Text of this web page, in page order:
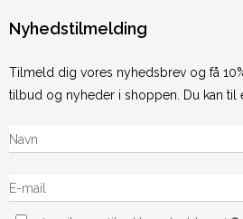
Nyhedstilmelding
Tilmeld dig vores nyhedsbrev og få
tilbud og nyheder i shoppen. Du kan til